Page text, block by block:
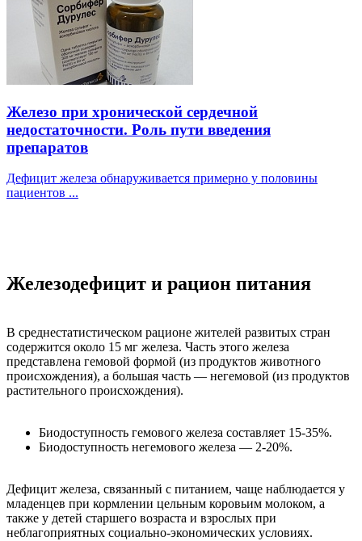
Железо при хронической сердечной
недостаточности. Роль пути введения
препаратов
Дефицит железа обнаруживается примерно у половины
пациентов ...
Железодефицит и рацион питания
В среднестатистическом рационе жителей развитых стран
содержится около 15 мг железа. Часть этого железа
представлена гемовой формой (из продуктов животного
происхождения), а большая часть — негемовой (из продуктов
растительного происхождения).
Биодоступность гемового железа составляет 15-35%.
Биодоступность негемового железа — 2-20%.
Дефицит железа, связанный с питанием, чаще наблюдается у
младенцев при кормлении цельным коровьим молоком, а
также у детей старшего возраста и взрослых при
неблагоприятных социально-экономических условиях.